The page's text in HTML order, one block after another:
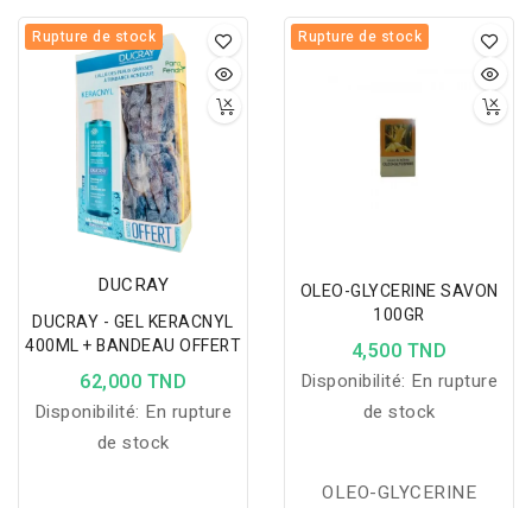
Rupture de stock
DUCRAY
DUCRAY - GEL KERACNYL
400ML + BANDEAU OFFERT
62,000 TND
Disponibilité: En rupture
de stock
Rupture de stock
OLEO-GLYCERINE SAVON
100GR
4,500 TND
Disponibilité: En rupture
de stock
OLEO-GLYCERINE